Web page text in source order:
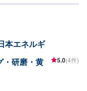
ティングいたします。軽自
本エネルギ
・研磨・黄
5.0(4件)